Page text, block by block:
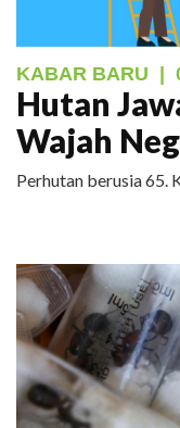
KABAR BARU |
Hutan
Wajah
Perhutan berusia 65.